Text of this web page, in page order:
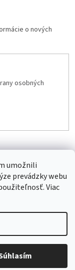
umožnili
prevádzky webu
Viac
o nových
osobných
o Vaše zdravie....
cookies